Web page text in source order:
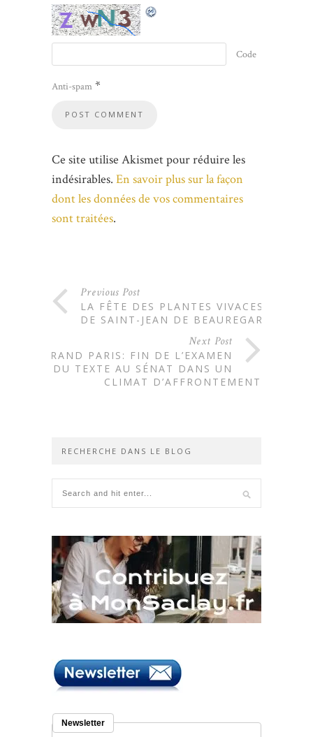
Code
Anti-spam *
Ce site utilise Akismet pour réduire les
indésirables. En savoir plus sur la façon
dont les données de vos commentaires
sont traitées.
Previous Post
LA FÊTE DES PLANTES VIVACES
DE SAINT-JEAN DE BEAUREGARD
Next Post
GRAND PARIS: FIN DE L’EXAMEN
DU TEXTE AU SÉNAT DANS UN
CLIMAT D’AFFRONTEMENT
RECHERCHE DANS LE BLOG
Newsletter